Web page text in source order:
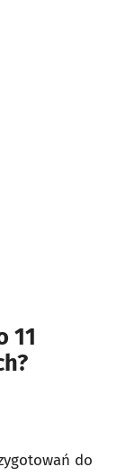
11
do